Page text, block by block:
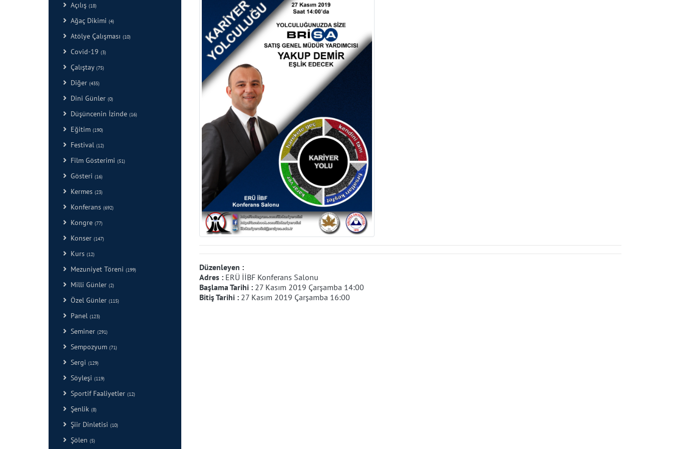
Açılış (18)
Ağaç Dikimi (4)
Atölye Çalışması (10)
Covid-19 (3)
Çalıştay (75)
Diğer (435)
Dini Günler (0)
Düşüncenin İzinde (16)
Eğitim (190)
Festival (12)
Film Gösterimi (51)
Gösteri (16)
Kermes (23)
Konferans (692)
Kongre (77)
Konser (147)
Kurs (12)
Mezuniyet Töreni (199)
Milli Günler (2)
Özel Günler (115)
Panel (123)
Seminer (291)
Sempozyum (71)
Sergi (129)
Söyleşi (119)
Sportif Faaliyetler (12)
Şenlik (8)
Şiir Dinletisi (10)
Şölen (5)
Düzenleyen :
Adres : ERÜ İİBF Konferans Salonu
Başlama Tarihi : 27 Kasım 2019 Çarşamba 14:00
Bitiş Tarihi : 27 Kasım 2019 Çarşamba 16:00